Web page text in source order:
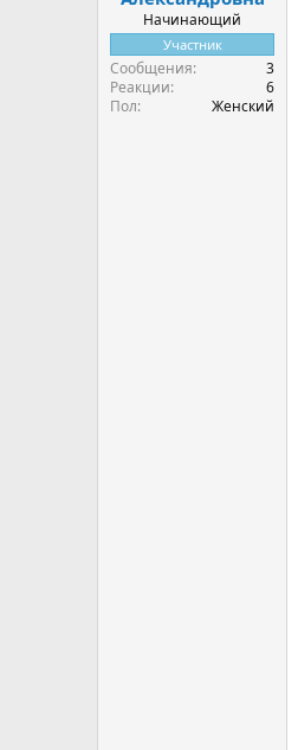
Начинающий
Участник
Сообщения
3
Реакции
6
Пол
Женский